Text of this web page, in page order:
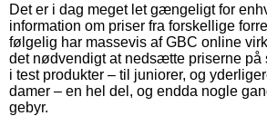
Det er i dag meget let gængeligt for
information om priser fra forskellige
følgelig har massevis af GBC online
det nødvendigt at nedsætte priserne på
i test produkter – til juniorer, og
damer – en hel del, og endda nogle
gebyr.